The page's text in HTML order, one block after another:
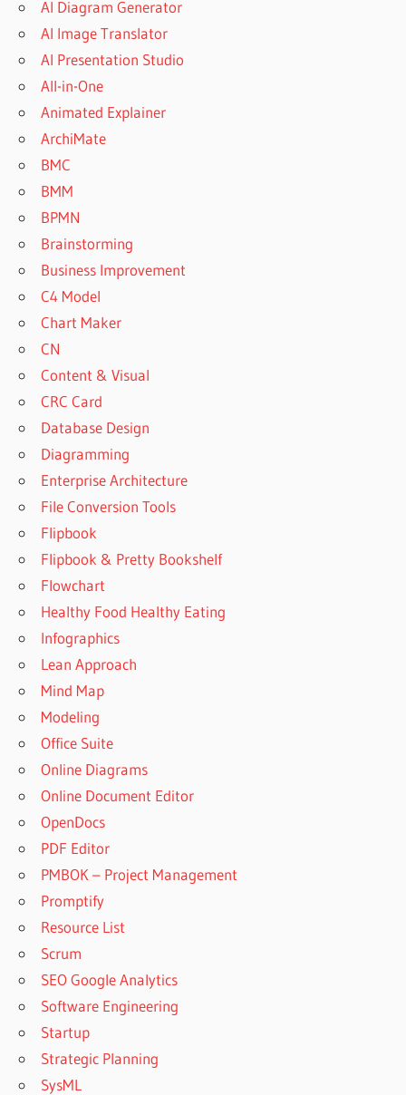
AI Diagram Generator
AI Image Translator
AI Presentation Studio
All-in-One
Animated Explainer
ArchiMate
BMC
BMM
BPMN
Brainstorming
Business Improvement
C4 Model
Chart Maker
CN
Content & Visual
CRC Card
Database Design
Diagramming
Enterprise Architecture
File Conversion Tools
Flipbook
Flipbook & Pretty Bookshelf
Flowchart
Healthy Food Healthy Eating
Infographics
Lean Approach
Mind Map
Modeling
Office Suite
Online Diagrams
Online Document Editor
OpenDocs
PDF Editor
PMBOK – Project Management
Promptify
Resource List
Scrum
SEO Google Analytics
Software Engineering
Startup
Strategic Planning
SysML